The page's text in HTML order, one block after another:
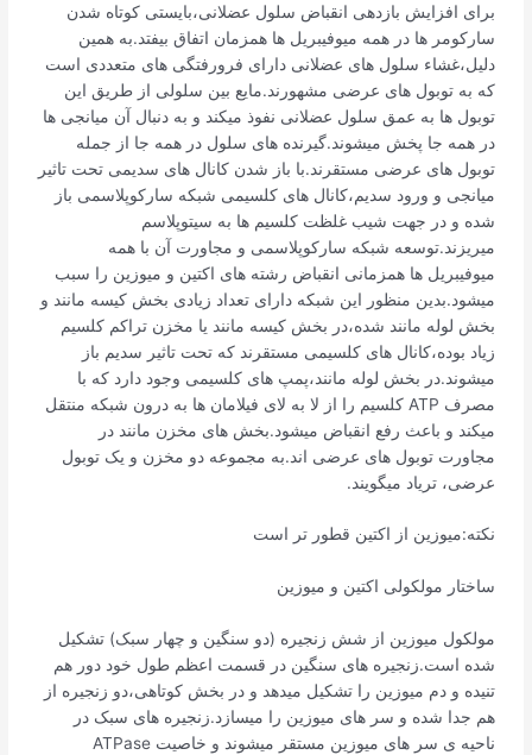
برای افزایش بازدهی انقباض سلول عضلانی،بایستی کوتاه شدن
سارکومر ها در همه میوفیبریل ها همزمان اتفاق بیفتد.به همین
دلیل،غشاء سلول های عضلانی دارای فرورفتگی های متعددی است
که به توبول های عرضی مشهورند.مایع بین سلولی از طریق این
توبول ها به عمق سلول عضلانی نفوذ میکند و به دنبال آن میانجی ها
در همه جا پخش میشوند.گیرنده های سلول در همه جا از جمله
توبول های عرضی مستقرند.با باز شدن کانال های سدیمی تحت تاثیر
میانجی و ورود سدیم،کانال های کلسیمی شبکه سارکوپلاسمی باز
شده و در جهت شیب غلظت کلسیم ها به سیتوپلاسم
میریزند.توسعه شبکه سارکوپلاسمی و مجاورت آن با همه
میوفیبریل ها همزمانی انقباض رشته های اکتین و میوزین را سبب
میشود.بدین منظور این شبکه دارای تعداد زیادی بخش کیسه مانند و
بخش لوله مانند شده،در بخش کیسه مانند یا مخزن تراکم‌ کلسیم
زیاد بوده،کانال های کلسیمی مستقرند‌ که تحت تاثیر سدیم باز
میشوند.در بخش لوله مانند،پمپ های کلسیمی وجود دارد که با
مصرف ATP کلسیم را از لا به لای فیلامان ها به درون شبکه منتقل
میکند و باعث رفع انقباض میشود.بخش های مخزن مانند در
مجاورت توبول های عرضی اند.به مجموعه دو مخزن و یک توبول
عرضی، تریاد میگویند.
نکته:میوزین از اکتین قطور تر است
ساختار مولکولی اکتین و میوزین
مولکول میوزین از شش زنجیره (دو سنگین و چهار سبک) تشکیل
شده است.زنجیره های سنگین در قسمت اعظم طول خود دور هم
تنیده و دم میوزین را تشکیل میدهد و در بخش کوتاهی،دو زنجیره از
هم جدا شده و سر های میوزین را میسازد.زنجیره های سبک در
ناحیه ی سر های میوزین مستقر میشوند و خاصیت ATPase